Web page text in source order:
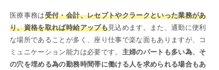
医療事務は受付・会計、レセプトやクラークといった業務があ
り、資格を取れば時給アップも見込めます。また、通勤に便利
な場所であることが多く、座り仕事で楽な面もありますが、コ
ミュニケーション能力は必要です。 主婦のパートも多い為、そ
の穴を埋める為の勤務時間帯に働ける人を求められる場合もあ